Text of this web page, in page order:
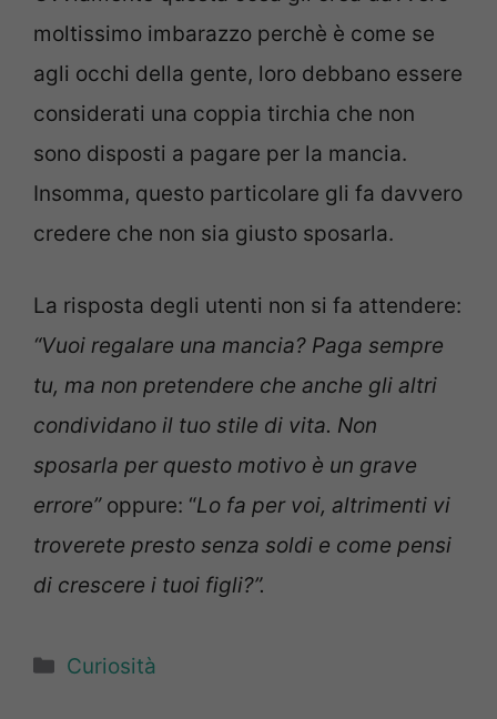
moltissimo imbarazzo perchè è come se
agli occhi della gente, loro debbano essere
considerati una coppia tirchia che non
sono disposti a pagare per la mancia.
Insomma, questo particolare gli fa davvero
credere che non sia giusto sposarla.
La risposta degli utenti non si fa attendere:
“Vuoi regalare una mancia? Paga sempre
tu, ma non pretendere che anche gli altri
condividano il tuo stile di vita. Non
sposarla per questo motivo è un grave
errore”oppure: “Lo fa per voi, altrimenti vi
troverete presto senza soldi e come pensi
di crescere i tuoi figli?”.
Categorie
Curiosità